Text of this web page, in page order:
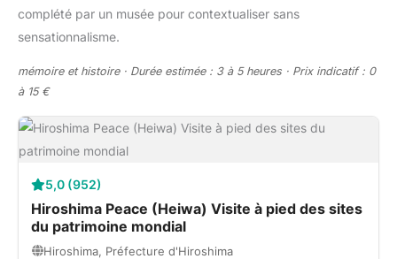
complété par un musée pour contextualiser sans
sensationnalisme.
mémoire et histoire · Durée estimée : 3 à 5 heures · Prix indicatif : 0
à 15 €
5,0 (952)
Hiroshima Peace (Heiwa) Visite à pied des sites
du patrimoine mondial
Hiroshima, Préfecture d'Hiroshima